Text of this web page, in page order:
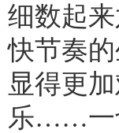
细数起
快节奏
显得更
乐……一